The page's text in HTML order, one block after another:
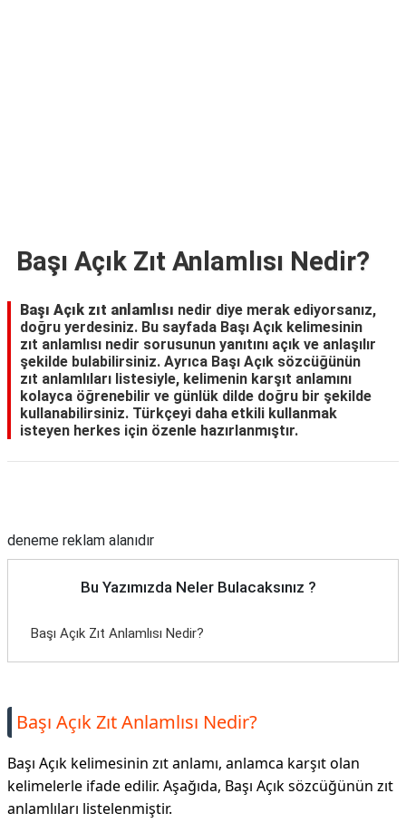
Başı Açık Zıt Anlamlısı Nedir?
Başı Açık zıt anlamlısı nedir diye merak ediyorsanız,
doğru yerdesiniz. Bu sayfada Başı Açık kelimesinin
zıt anlamlısı nedir sorusunun yanıtını açık ve anlaşılır
şekilde bulabilirsiniz. Ayrıca Başı Açık sözcüğünün
zıt anlamlıları listesiyle, kelimenin karşıt anlamını
kolayca öğrenebilir ve günlük dilde doğru bir şekilde
kullanabilirsiniz. Türkçeyi daha etkili kullanmak
isteyen herkes için özenle hazırlanmıştır.
deneme reklam alanıdır
Bu Yazımızda Neler Bulacaksınız ?
Başı Açık Zıt Anlamlısı Nedir?
Başı Açık Zıt Anlamlısı Nedir?
Başı Açık kelimesinin zıt anlamı, anlamca karşıt olan
kelimelerle ifade edilir. Aşağıda, Başı Açık sözcüğünün zıt
anlamlıları listelenmiştir.